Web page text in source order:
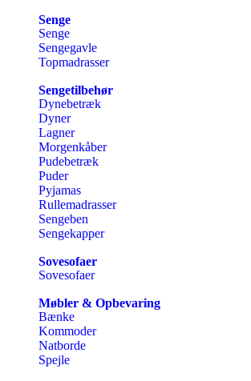
Senge
Senge
Sengegavle
Topmadrasser
Sengetilbehør
Dynebetræk
Dyner
Lagner
Morgenkåber
Pudebetræk
Puder
Pyjamas
Rullemadrasser
Sengeben
Sengekapper
Sovesofaer
Sovesofaer
Møbler & Opbevaring
Bænke
Kommoder
Natborde
Spejle